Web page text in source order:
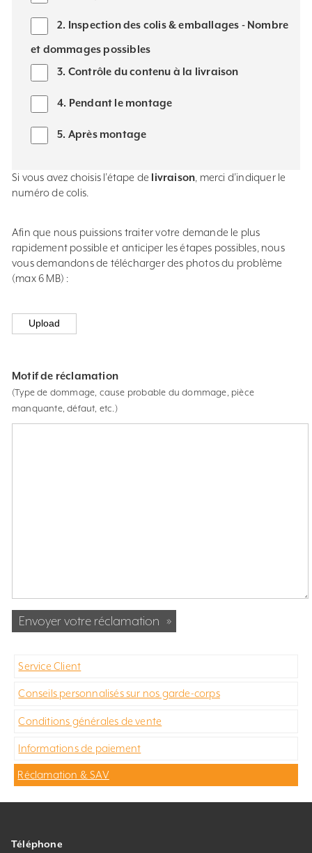
2. Inspection des colis & emballages - Nombre
et dommages possibles
3. Contrôle du contenu à la livraison
4. Pendant le montage
5. Après montage
Si vous avez choisis l’étape de livraison , merci d’indiquer le
numéro de colis.
Afin que nous puissions traiter votre demande le plus
rapidement possible et anticiper les étapes possibles, nous
vous demandons de télécharger des photos du problème
(max 6 MB) :
Motif de réclamation
(Type de dommage, cause probable du dommage, pièce
manquante, défaut, etc.)
Envoyer votre réclamation »
Service Client
Conseils personnalisés sur nos garde-corps
Conditions générales de vente
Informations de paiement
Réclamation & SAV
Téléphone